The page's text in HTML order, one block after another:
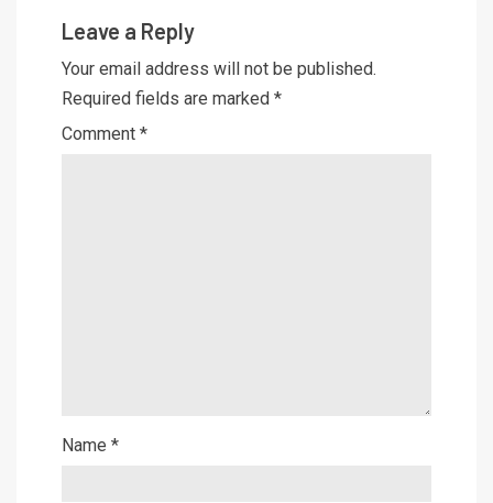
Leave a Reply
Your email address will not be published.
Required fields are marked *
Comment *
Name *